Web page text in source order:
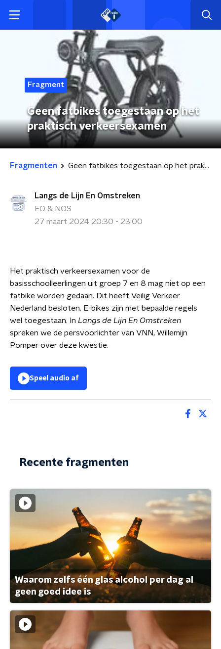
Fragment
Geen fatbikes toegestaan op het
praktisch verkeersexamen
Fragmenten Geen fatbikes toegestaan op het praktisch verkeersexamen
Langs de Lijn En Omstreken
EO & NOS
27 maart 2024 20:30 - 23:00
Het praktisch verkeersexamen voor de
basisschoolleerlingen uit groep 7 en 8 mag niet op een
fatbike worden gedaan. Dit heeft Veilig Verkeer
Nederland besloten. E-bikes zijn met bepaalde regels
wel toegestaan. In Langs de Lijn En Omstreken
spreken we de persvoorlichter van VNN, Willemijn
Pomper over deze kwestie.
Speel audio af
Recente fragmenten
Waarom zelfs één glas alcohol per dag al
geen goed idee is